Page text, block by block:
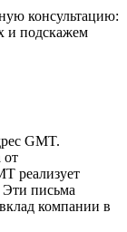
консультацию:
и подскажем
GMT.
от
реализует
Эти письма
компании в